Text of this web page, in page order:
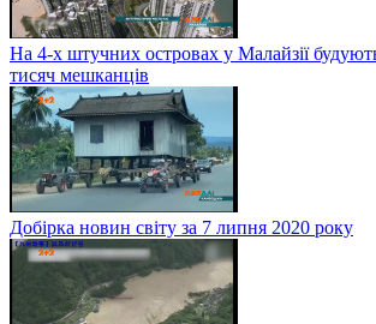
На 4-х штучних островах у Малайзії
тисяч мешканців
Добірка новин світу за 7 липня 2020 року